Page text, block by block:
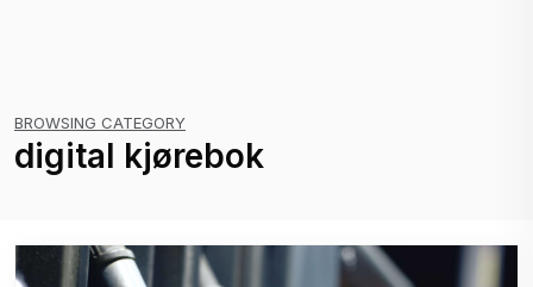
BROWSING CATEGORY
digital kjørebok